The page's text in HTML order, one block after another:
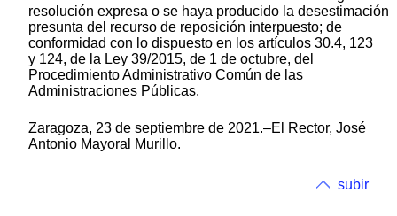
resolución expresa o se haya producido la desestimación
presunta del recurso de reposición interpuesto; de
conformidad con lo dispuesto en los artículos 30.4, 123
y 124, de la Ley 39/2015, de 1 de octubre, del
Procedimiento Administrativo Común de las
Administraciones Públicas.
Zaragoza, 23 de septiembre de 2021.–El Rector, José
Antonio Mayoral Murillo.
subir